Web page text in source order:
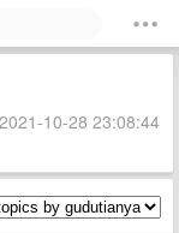
10-28 23:08:44